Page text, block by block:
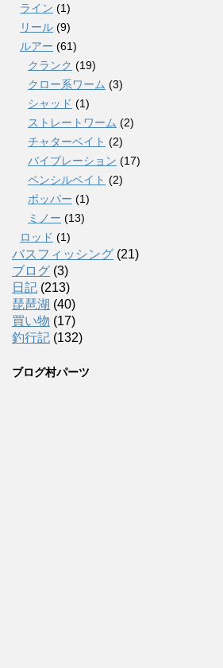
ライン (1)
リール (9)
ルアー (61)
クランク (19)
クロー系ワーム (3)
シャッド (1)
ストレートワーム (2)
チャターベイト (2)
バイブレーション (17)
ペンシルベイト (2)
ポッパー (1)
ミノー (13)
ロッド (1)
バスフィッシング (21)
ブログ (3)
日記 (213)
琵琶湖 (40)
買い物 (17)
釣行記 (132)
ブログ村パーツ